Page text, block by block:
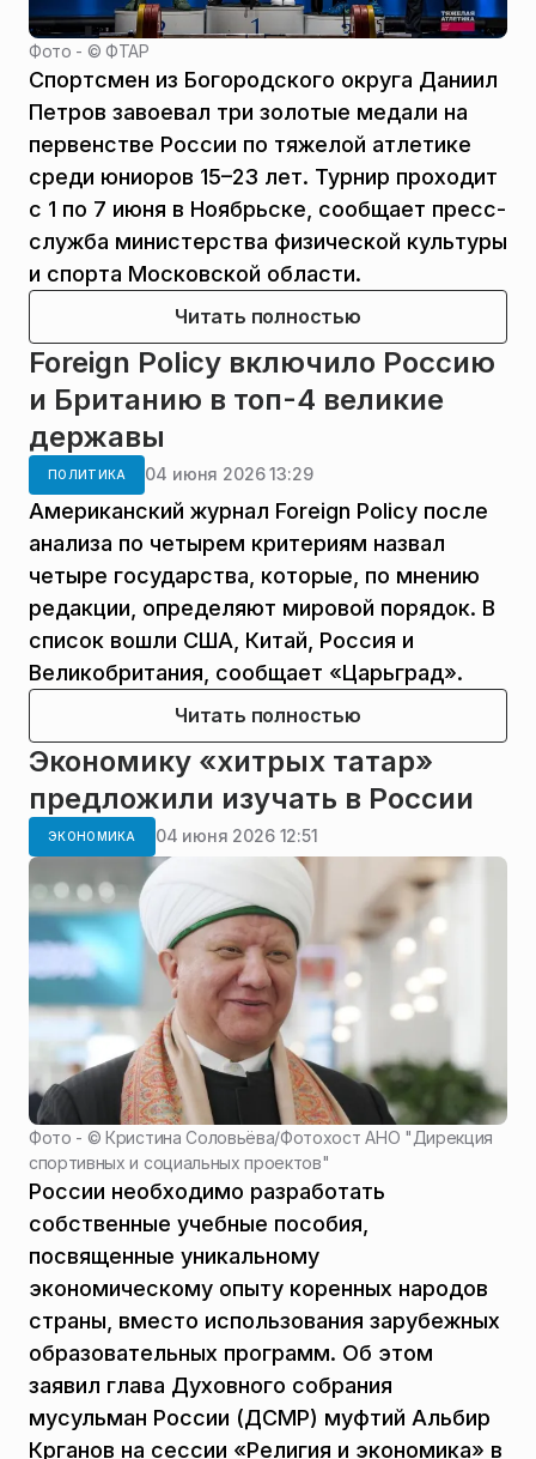
Фото - ©ФТАР
Спортсмен из Богородского округа Даниил
Петров завоевал три золотые медали на
первенстве России по тяжелой атлетике
среди юниоров 15–23 лет. Турнир проходит
с 1 по 7 июня в Ноябрьске, сообщает пресс-
служба министерства физической культуры
и спорта Московской области.
Читать полностью
Foreign Policy включило Россию
и Британию в топ-4 великие
державы
ПОЛИТИКА 04 июня 2026 13:29
Американский журнал Foreign Policy после
анализа по четырем критериям назвал
четыре государства, которые, по мнению
редакции, определяют мировой порядок. В
список вошли США, Китай, Россия и
Великобритания, сообщает «Царьград».
Читать полностью
Экономику «хитрых татар»
предложили изучать в России
ЭКОНОМИКА 04 июня 2026 12:51
Фото - ©Кристина Соловьёва/Фотохост АНО "Дирекция
спортивных и социальных проектов"
России необходимо разработать
собственные учебные пособия,
посвященные уникальному
экономическому опыту коренных народов
страны, вместо использования зарубежных
образовательных программ. Об этом
заявил глава Духовного собрания
мусульман России (ДСМР) муфтий Альбир
Крганов на сессии «Религия и экономика» в